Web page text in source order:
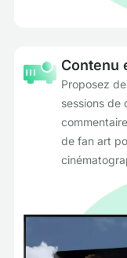
Contenu
Proposez
sessions de
de fan art